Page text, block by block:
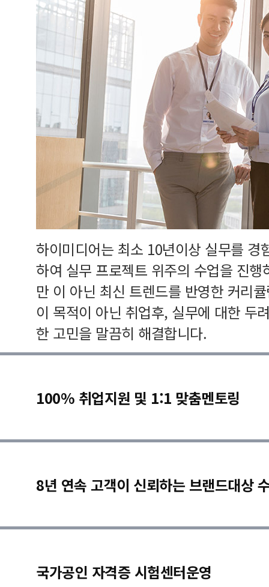
하이미디어는 최소 10년이상 실무를 경
하여 실무 프로젝트 위주의 수업을 진
만 이 아닌 최신 트렌드를 반영한 커리
이 목적이 아닌 취업후, 실무에 대한 두
한 고민을 말끔히 해결합니다.
100% 취업지원 및 1:1 맞춤멘토링
8년 연속 고객이 신뢰하는 브랜드대상
국가공인 자격증 시험센터운영